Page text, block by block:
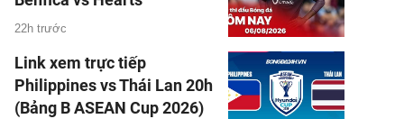
22h trước
Link xem trực tiếp
Philippines vs Thái Lan 20h
(Bảng B ASEAN Cup 2026)